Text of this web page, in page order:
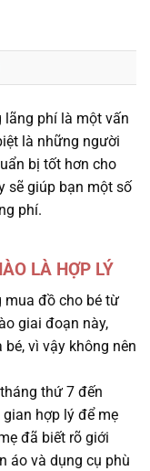
lãng phí là một vấn
là những người
bị tốt hơn cho
sẽ giúp bạn một số
phí.
LÀ HỢP LÝ
mua đồ cho bé từ
giai đoạn này,
vì vậy không nên
thứ 7 đến
hợp lý để mẹ
đã biết rõ giới
áo và dụng cụ phù